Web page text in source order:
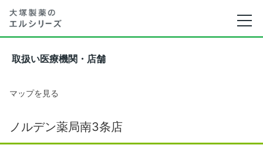
取扱い医療機関・店舗
マップを見る
ノルデン薬局南3条店